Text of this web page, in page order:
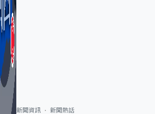
新聞資訊 新聞熱話